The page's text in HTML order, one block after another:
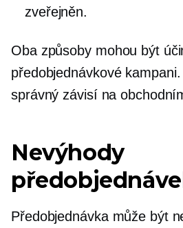
zveřejněn.
Oba způsoby mohou být
předobjednávkové
správný závisí na
Nevýhody
Předobjednávka může být